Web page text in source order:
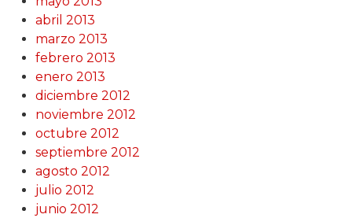
abril 2013
marzo 2013
febrero 2013
enero 2013
diciembre 2012
noviembre 2012
octubre 2012
septiembre 2012
agosto 2012
julio 2012
junio 2012